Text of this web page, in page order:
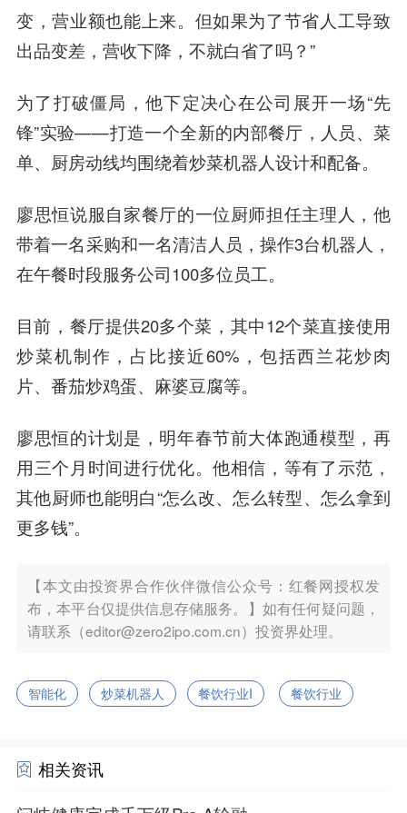
变，营业额也能上来。但如果为了节省人工导致
出品变差，营收下降，不就白省了吗？”
为了打破僵局，他下定决心在公司展开一场“先
锋”实验——打造一个全新的内部餐厅，人员、菜
单、厨房动线均围绕着炒菜机器人设计和配备。
廖思恒说服自家餐厅的一位厨师担任主理人，他
带着一名采购和一名清洁人员，操作3台机器人，
在午餐时段服务公司100多位员工。
目前，餐厅提供20多个菜，其中12个菜直接使用
炒菜机制作，占比接近60%，包括西兰花炒肉
片、番茄炒鸡蛋、麻婆豆腐等。
廖思恒的计划是，明年春节前大体跑通模型，再
用三个月时间进行优化。他相信，等有了示范，
其他厨师也能明白“怎么改、怎么转型、怎么拿到
更多钱”。
【本文由投资界合作伙伴微信公众号：红餐网授权发
布，本平台仅提供信息存储服务。】如有任何疑问题，
请联系（editor@zero2ipo.com.cn）投资界处理。
智能化 炒菜机器人 餐饮行业I 餐饮行业
相关资讯